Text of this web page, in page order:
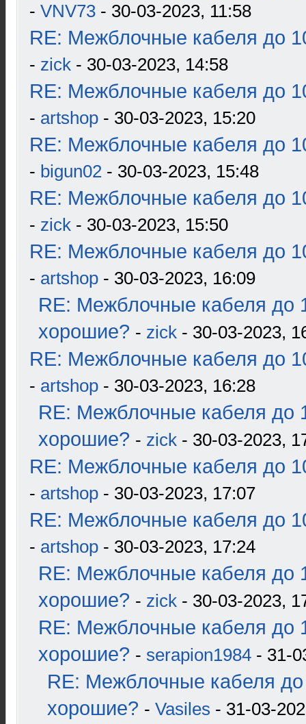
- VNV73 - 30-03-2023, 11:58
RE: Межблочные кабеля до
- zick - 30-03-2023, 14:58
RE: Межблочные кабеля до
- artshop - 30-03-2023, 15:20
RE: Межблочные кабеля до
- bigun02 - 30-03-2023, 15:48
RE: Межблочные кабеля до
- zick - 30-03-2023, 15:50
RE: Межблочные кабеля до
- artshop - 30-03-2023, 16:09
RE: Межблочные кабеля до
хорошие? - zick - 30-03-2023,
RE: Межблочные кабеля до
- artshop - 30-03-2023, 16:28
RE: Межблочные кабеля до
хорошие? - zick - 30-03-2023,
RE: Межблочные кабеля до
- artshop - 30-03-2023, 17:07
RE: Межблочные кабеля до
- artshop - 30-03-2023, 17:24
RE: Межблочные кабеля до
хорошие? - zick - 30-03-2023,
RE: Межблочные кабеля до
хорошие? - serapion1984 - 31-
RE: Межблочные кабеля до
хорошие? - Vasiles - 31-03-